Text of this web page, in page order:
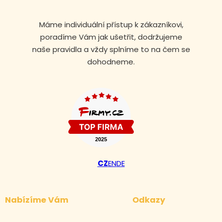
Máme individuální přístup k zákazníkovi,
poradíme Vám jak ušetřit, dodržujeme
naše pravidla a vždy splníme to na čem se
dohodneme.
+420 608 105 106
CZENDE
Nabízíme Vám Odkazy